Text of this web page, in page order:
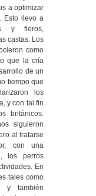
a optimizar
Esto llevo a
y fieros,
castas. Los
como
que la cría
de un
tiempo que
los
y con tal fin
británicos.
siguieron
al tratarse
con una
los perros
En
tales como
y también